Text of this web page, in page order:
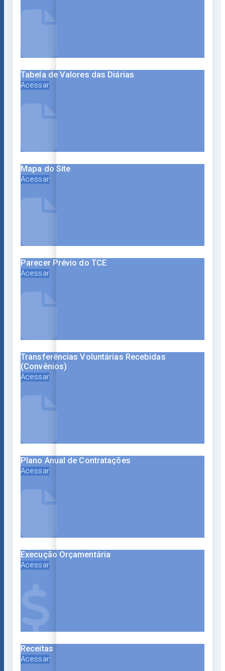
Tabela de Valores das Diárias
Acessar
Mapa do Site
Acessar
Parecer Prévio do TCE
Acessar
Transferências Voluntárias Recebidas
(Convênios)
Acessar
Plano Anual de Contratações
Acessar
Execução Orçamentária
Acessar
Receitas
Acessar